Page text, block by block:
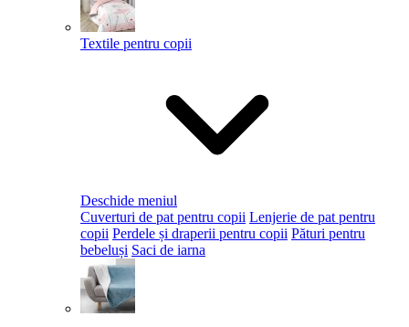
Textile pentru copii
Deschide meniul
Cuverturi de pat pentru copii Lenjerie de pat pentru
copii Perdele și draperii pentru copii Pături pentru
bebeluși Saci de iarna